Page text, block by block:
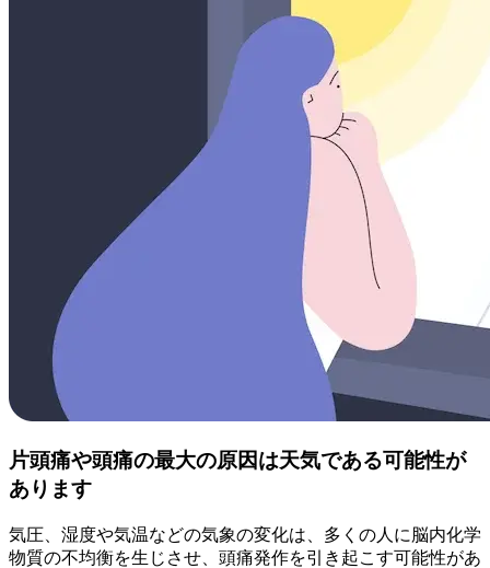
片頭痛や頭痛の最大の原因は天気である可能性が
あります
気圧、湿度や気温などの気象の変化は、多くの人に脳内化学
物質の不均衡を生じさせ、頭痛発作を引き起こす可能性があ